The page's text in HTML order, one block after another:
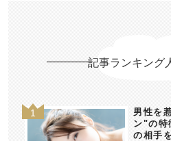
記事ランキング
男性を
ン"の特
の相手